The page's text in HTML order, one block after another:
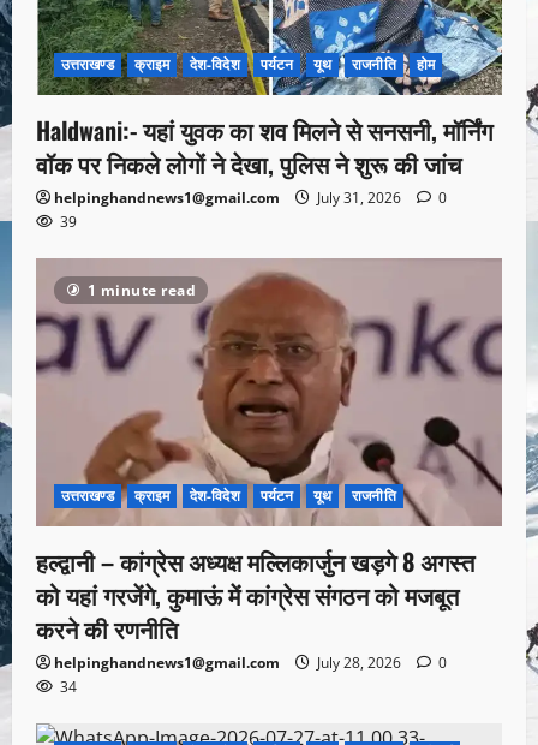
उत्तराखण्ड क्राइम देश-विदेश पर्यटन यूथ राजनीति होम
Haldwani:- यहां युवक का शव मिलने से सनसनी, मॉर्निंग
वॉक पर निकले लोगों ने देखा, पुलिस ने शुरू की जांच
helpinghandnews1@gmail.com July 31, 2026
0
39
1 minute read
उत्तराखण्ड क्राइम देश-विदेश पर्यटन यूथ राजनीति
हल्द्वानी – कांग्रेस अध्यक्ष मल्लिकार्जुन खड़गे 8 अगस्त
को यहां गरजेंगे, कुमाऊं में कांग्रेस संगठन को मजबूत
करने की रणनीति
helpinghandnews1@gmail.com July 28, 2026
0
34